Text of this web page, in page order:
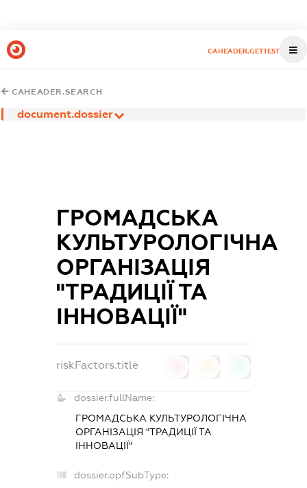
CAHEADER.GETTEST
CAHEADER.SEARCH
document.dossier
ГРОМАДСЬКА
КУЛЬТУРОЛОГІЧНА
ОРГАНІЗАЦІЯ
"ТРАДИЦІЇ ТА
ІННОВАЦІЇ"
riskFactors.title
dossier.fullName:
ГРОМАДСЬКА КУЛЬТУРОЛОГІЧНА
ОРГАНІЗАЦІЯ "ТРАДИЦІЇ ТА
ІННОВАЦІЇ"
dossier.opfSubType: